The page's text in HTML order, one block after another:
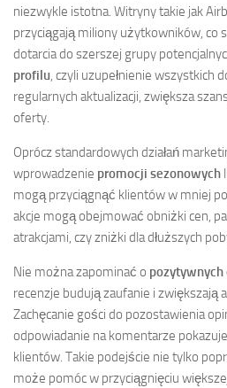
niezwykle istotna. Witryny takie jak
przyciągają miliony użytkowników, co
dotarcia do szerszej grupy
profilu, czyli uzupełnienie wszystkich
regularnych aktualizacji, zwiększa
oferty.
Oprócz standardowych działań
wprowadzenie promocji sezonowych
mogą przyciągnąć klientów w mniej
akcje mogą obejmować obniżki cen,
atrakcjami, czy zniżki dla dłuższych
Nie można zapominać o
recenzje budują zaufanie i zwiększają
Zachęcanie gości do pozostawienia
odpowiadanie na komentarze
klientów. Takie podejście nie tylko
może pomóc w przyciągnięciu